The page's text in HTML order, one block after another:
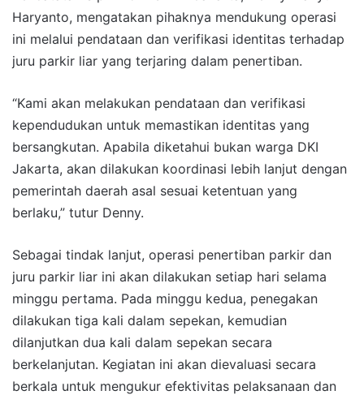
Haryanto, mengatakan pihaknya mendukung operasi
ini melalui pendataan dan verifikasi identitas terhadap
juru parkir liar yang terjaring dalam penertiban.
“Kami akan melakukan pendataan dan verifikasi
kependudukan untuk memastikan identitas yang
bersangkutan. Apabila diketahui bukan warga DKI
Jakarta, akan dilakukan koordinasi lebih lanjut dengan
pemerintah daerah asal sesuai ketentuan yang
berlaku,” tutur Denny.
Sebagai tindak lanjut, operasi penertiban parkir dan
juru parkir liar ini akan dilakukan setiap hari selama
minggu pertama. Pada minggu kedua, penegakan
dilakukan tiga kali dalam sepekan, kemudian
dilanjutkan dua kali dalam sepekan secara
berkelanjutan. Kegiatan ini akan dievaluasi secara
berkala untuk mengukur efektivitas pelaksanaan dan